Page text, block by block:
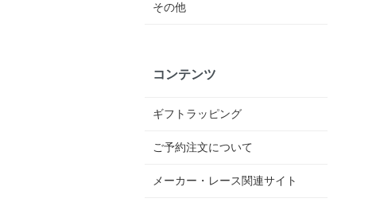
その他
コンテンツ
ギフトラッピング
ご予約注文について
メーカー・レース関連サイト